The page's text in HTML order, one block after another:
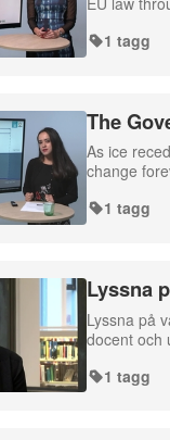
1 tagg
The
As ice
change
1 tagg
Lyssna
Lyssna på
docent och
1 tagg